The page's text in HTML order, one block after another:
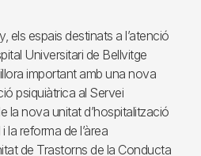
els espais destinats a l’atenció
Universitari de Bellvitge
important amb una nova
psiquiàtrica al Servei
la nova unitat d’hospitalització
la reforma de l’àrea
de Trastorns de la Conducta